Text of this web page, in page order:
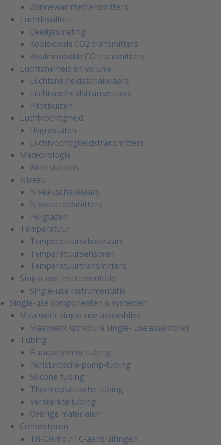
Zonnewarmtetransmitters
Luchtkwaliteit
Deeltjesmeting
Kooldioxide CO2 transmitters
Koolmonoxide CO transmitters
Luchtsnelheid en volume
Luchtsnelheidsschakelaars
Luchtsnelheidstransmitters
Pitotbuizen
Luchtvochtigheid
Hygrostaten
Luchtvochtigheidstransmitters
Meteorologie
Weerstations
Niveau
Niveauschakelaars
Niveautransmitters
Peilglazen
Temperatuur
Temperatuurschakelaars
Temperatuursensoren
Temperatuurtransmitters
Single-use instrumentatie
Single-use instrumentatie
Single-use componenten & systemen
Maatwerk single-use assemblies
Maatwerk ultrapure single- use assemblies
Tubing
Fluorpolymeer tubing
Peristaltische pomp-tubing
Silicone tubing
Thermoplastische tubing
Versterkte tubing
Overige materialen
Connectoren
Tri-Clamp / TC-aansluitingen